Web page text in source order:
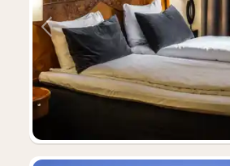
Vorige foto